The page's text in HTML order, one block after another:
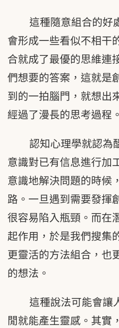
這種隨意組合的好
會形成一些看似不相干
合就成了最優的思維連
們想要的答案，這就是
到的一拍腦門，就想出
經過了漫長的思考過程。
認知心理學就認為
意識對已有信息進行加
意識地解決問題的時候
路。一旦遇到需要發揮
很容易陷入瓶頸。而在
起作用，於是我們搜集
更靈活的方法組合，也
的想法。
這種說法可能會讓
閒就能產生靈感。其實，